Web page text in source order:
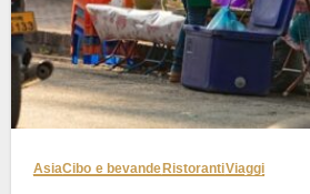
AsiaCibo e bevandeRistorantiViaggi